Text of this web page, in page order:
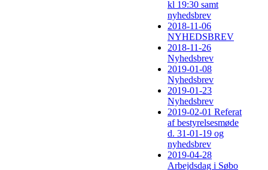
kl 19:30 samt
nyhedsbrev
2018-11-06
NYHEDSBREV
2018-11-26
Nyhedsbrev
2019-01-08
Nyhedsbrev
2019-01-23
Nyhedsbrev
2019-02-01 Referat
af bestyrelsesmøde
d. 31-01-19 og
nyhedsbrev
2019-04-28
Arbejdsdag i Søbo